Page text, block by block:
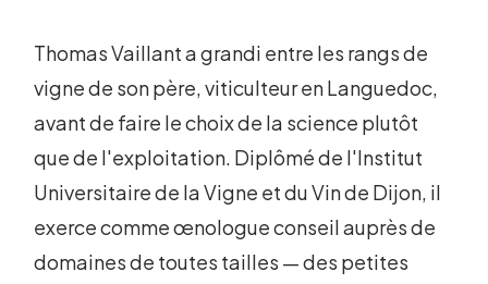
Thomas Vaillant a grandi entre les rangs de
vigne de son père, viticulteur en Languedoc,
avant de faire le choix de la science plutôt
que de l'exploitation. Diplômé de l'Institut
Universitaire de la Vigne et du Vin de Dijon, il
exerce comme œnologue conseil auprès de
domaines de toutes tailles — des petites